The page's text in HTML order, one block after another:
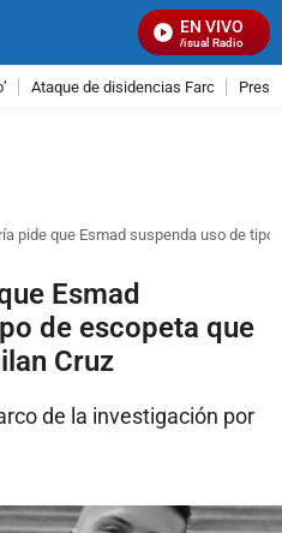
EN VIVO
Señal Visual Radio
Ataque de disidencias Farc
pide que Esmad suspenda uso de
Esmad
de escopeta que
Cruz
de la investigación por